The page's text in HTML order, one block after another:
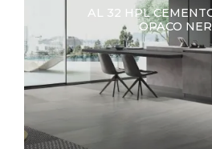
AL 32 HPL
OPACO